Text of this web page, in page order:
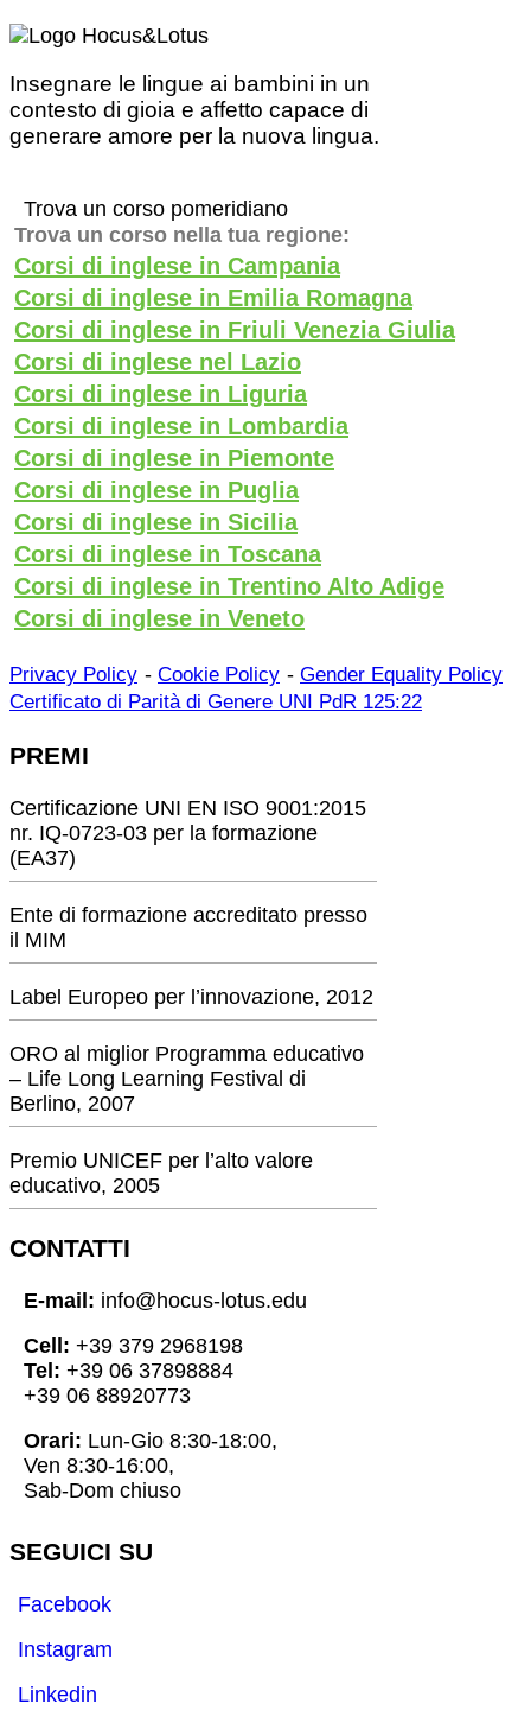
Insegnare le lingue ai bambini in un
contesto di gioia e affetto capace di
generare amore per la nuova lingua.
Trova un corso pomeridiano
Trova un corso nella tua regione:
Corsi di inglese in Campania
Corsi di inglese in Emilia Romagna
Corsi di inglese in Friuli Venezia Giulia
Corsi di inglese nel Lazio
Corsi di inglese in Liguria
Corsi di inglese in Lombardia
Corsi di inglese in Piemonte
Corsi di inglese in Puglia
Corsi di inglese in Sicilia
Corsi di inglese in Toscana
Corsi di inglese in Trentino Alto Adige
Corsi di inglese in Veneto
Privacy Policy - Cookie Policy - Gender Equality Policy
Certificato di Parità di Genere UNI PdR 125:22
PREMI
Certificazione UNI EN ISO 9001:2015
nr. IQ-0723-03 per la formazione
(EA37)
Ente di formazione accreditato presso
il MIM
Label Europeo per l’innovazione, 2012
ORO al miglior Programma educativo
– Life Long Learning Festival di
Berlino, 2007
Premio UNICEF per l’alto valore
educativo, 2005
CONTATTI
E-mail: info@hocus-lotus.edu
Cell: +39 379 2968198
Tel: +39 06 37898884
+39 06 88920773
Orari: Lun-Gio 8:30-18:00,
Ven 8:30-16:00,
Sab-Dom chiuso
SEGUICI SU
Facebook
Instagram
Linkedin